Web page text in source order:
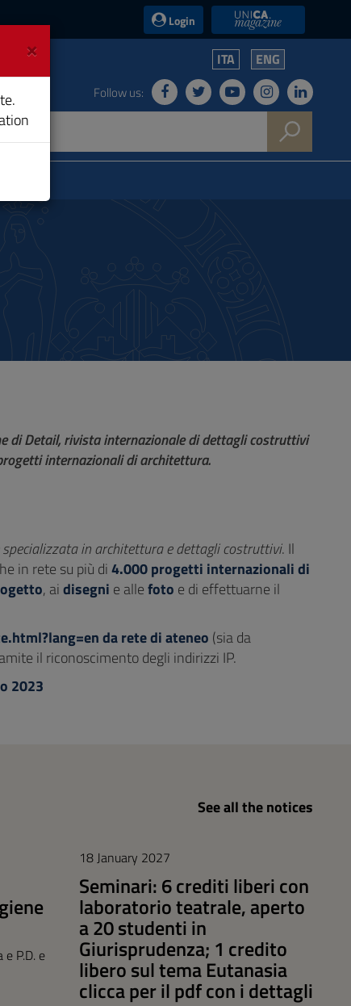
Login UniCA News
ITA ENG
Follow us:
di Detail, rivista internazionale di dettagli costruttivi
internazionali di architettura.
in architettura e dettagli costruttivi. Il
in rete su più di4.000 progetti internazionali di
, aidisegni e allefoto e di effettuarne il
da rete di ateneo (sia da
il riconoscimento degli indirizzi IP.
2023
See all the notices
P.D. e
18 January 2027
Seminari: 6 crediti liberi con
laboratorio teatrale, aperto
a 20 studenti in
Giurisprudenza; 1 credito
libero sul tema Eutanasia
clicca per il pdf con i dettagli
×